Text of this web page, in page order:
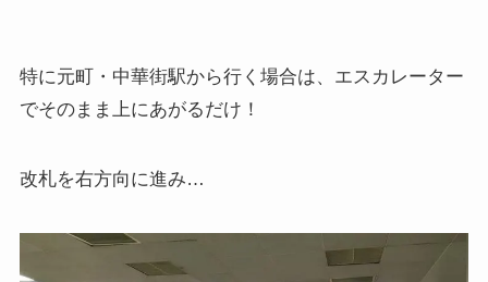
特に元町・中華街駅から行く場合は、エスカレーター
でそのまま上にあがるだけ！
改札を右方向に進み…